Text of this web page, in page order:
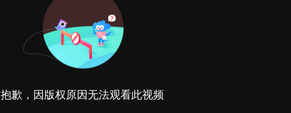
抱歉，因版权原因无法观看此视频